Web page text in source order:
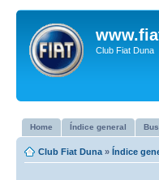
Club Fiat Duna
Home Índice general
Club Fiat Duna » Índice